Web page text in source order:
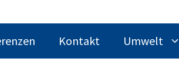
Kontakt Umwelt